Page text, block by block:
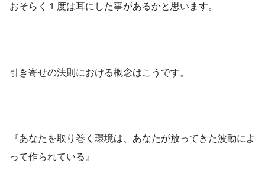
おそらく１度は耳にした事があるかと思います。
引き寄せの法則における概念はこうです。
『あなたを取り巻く環境は、あなたが放ってきた波動によ
って作られている』